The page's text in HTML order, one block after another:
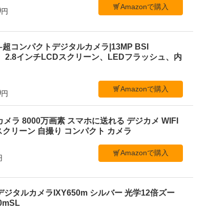
円
Amazonで購入
コンパクトデジタルカメラ|13MP BSI
2.8インチLCDスクリーン、LEDフラッシュ、内
円
Amazonで購入
ラ 8000万画素 スマホに送れる デジカメ WIFI
リーン 自撮り コンパクト カメラ
Amazonで購入
タルカメラIXY650m シルバー 光学12倍ズー